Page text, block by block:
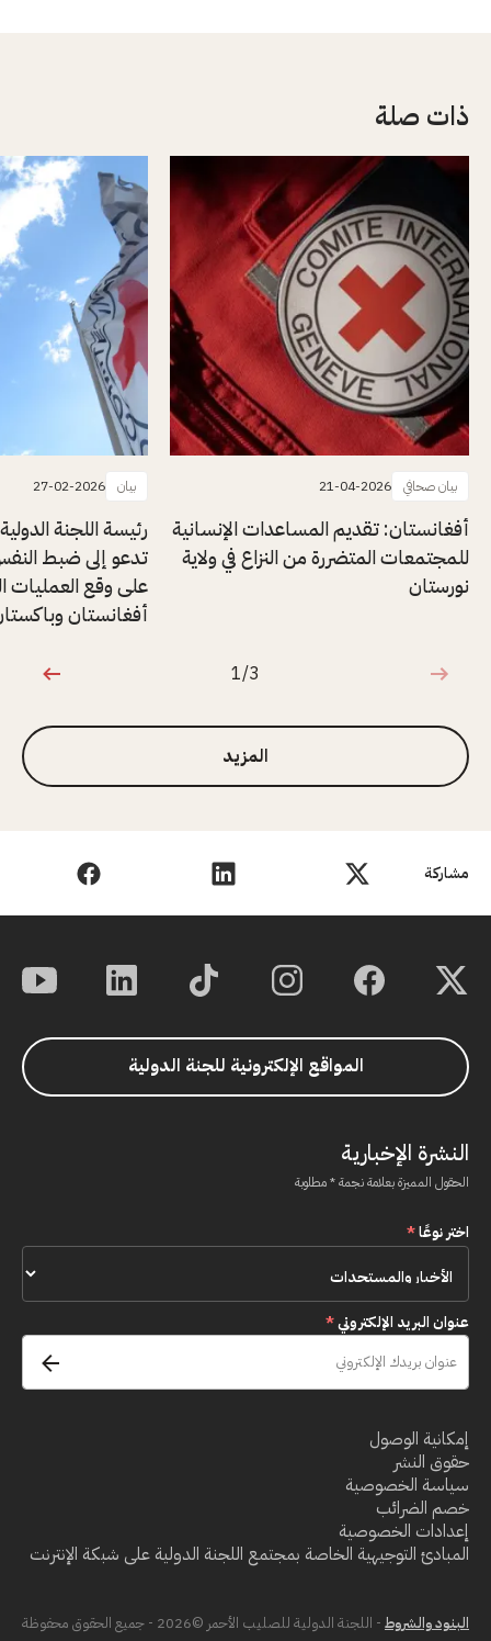
مشاركة
ذات صلة
بيان صحافي 21-04-2026
أفغانستان: تقديم المساعدات الإنسانية
للمجتمعات المتضررة من النزاع في ولاية
نورستان
بيان 27-02-2026
رئيسة اللجنة
تدعو إلى ضبط
على وقع العمليات
أفغانستان
1 من 3
1/3
المزيد
المواقع الإلكترونية للجنة الدولية
النشرة الإخبارية
الحقول المميزة بعلامة نجمة * مطلوبة
اختر نوعًا*
عنوان البريد الإلكتروني*
إمكانية الوصول
حقوق النشر
سياسة الخصوصية
خصم الضرائب
إعدادات الخصوصية
المبادئ التوجيهية الخاصة بمجتمع اللجنة الدولية على شبكة الإنترنت
البنود والشروط - اللجنة الدولية للصليب الأحمر ©2026 - جميع الحقوق محفوظة